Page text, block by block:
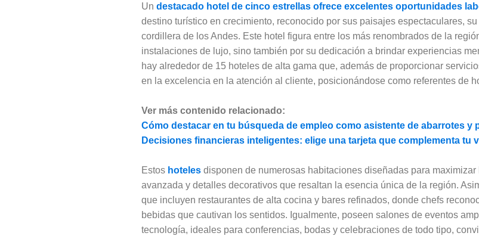
Un destacado hotel de cinco estrellas ofrece excelentes oportunidades
destino turístico en crecimiento, reconocido por sus paisajes espectaculares,
cordillera de los Andes. Este hotel figura entre los más renombrados de la
instalaciones de lujo, sino también por su dedicación a brindar experiencias
hay alrededor de 15 hoteles de alta gama que, además de proporcionar
en la excelencia en la atención al cliente, posicionándose como referentes de
Ver más contenido relacionado:
Cómo destacar en tu búsqueda de empleo como asistente de abarrotes y
Decisiones financieras inteligentes: elige una tarjeta que complementa tu
Estos hoteles disponen de numerosas habitaciones diseñadas para
avanzada y detalles decorativos que resaltan la esencia única de la región.
que incluyen restaurantes de alta cocina y bares refinados, donde chefs
bebidas que cautivan los sentidos. Igualmente, poseen salones de eventos
tecnología, ideales para conferencias, bodas y celebraciones de todo tipo,